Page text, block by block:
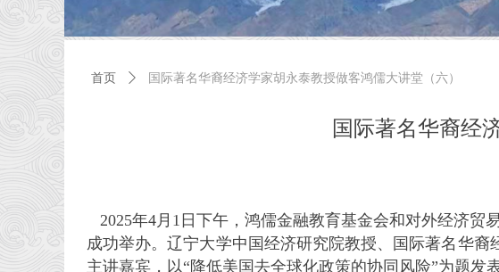
国际著名华裔经
首页 ꄲ 国际著名华裔经济学家胡永泰教授做客鸿儒大讲堂（六）
2025年4月1日下午，鸿儒金融教育基金会和对外经济贸
成功举办。辽宁大学中国经济研究院教授、国际著名华
主讲嘉宾，以“降低美国去全球化政策的协同风险”为题发表